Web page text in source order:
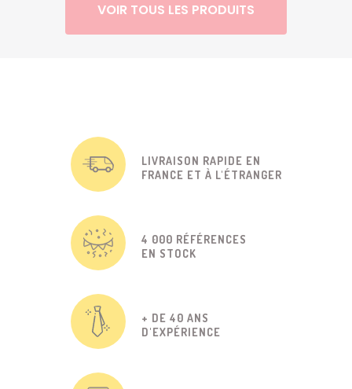
VOIR TOUS LES PRODUITS
LIVRAISON RAPIDE EN
FRANCE ET À L'ÉTRANGER
4 000 RÉFÉRENCES
EN STOCK
+ DE 40 ANS
D'EXPÉRIENCE